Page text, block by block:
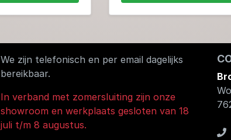
We zijn telefonisch en per email dagelijks
bereikbaar.
In verband met zomersluiting zijn onze
showroom en werkplaats gesloten van 18
juli t/m 8 augustus.